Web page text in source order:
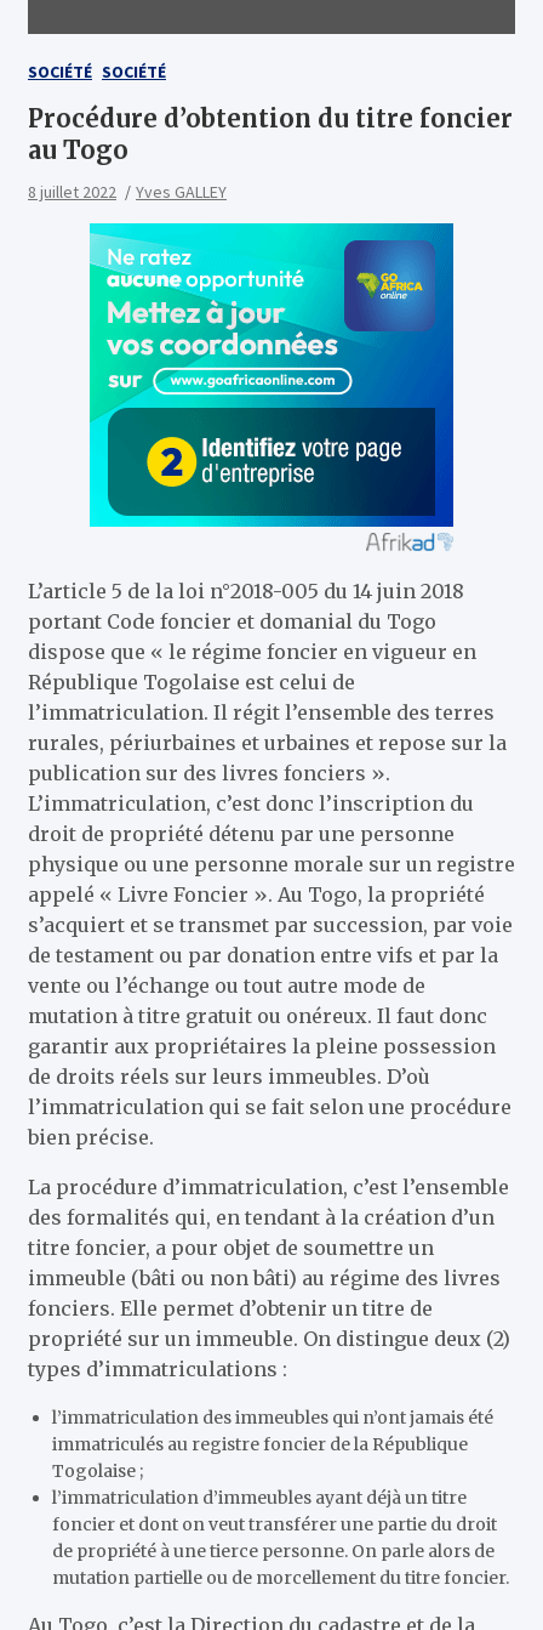
SOCIÉTÉ SOCIÉTÉ
Procédure d’obtention du titre foncier
au Togo
8 juillet 2022 Yves GALLEY
L’article 5 de la loi n°2018-005 du 14 juin 2018
portant Code foncier et domanial du Togo
dispose que « le régime foncier en vigueur en
République Togolaise est celui de
l’immatriculation. Il régit l’ensemble des terres
rurales, périurbaines et urbaines et repose sur la
publication sur des livres fonciers ».
L’immatriculation, c’est donc l’inscription du
droit de propriété détenu par une personne
physique ou une personne morale sur un registre
appelé « Livre Foncier ». Au Togo, la propriété
s’acquiert et se transmet par succession, par voie
de testament ou par donation entre vifs et par la
vente ou l’échange ou tout autre mode de
mutation à titre gratuit ou onéreux. Il faut donc
garantir aux propriétaires la pleine possession
de droits réels sur leurs immeubles. D’où
l’immatriculation qui se fait selon une procédure
bien précise.
La procédure d’immatriculation, c’est l’ensemble
des formalités qui, en tendant à la création d’un
titre foncier, a pour objet de soumettre un
immeuble (bâti ou non bâti) au régime des livres
fonciers. Elle permet d’obtenir un titre de
propriété sur un immeuble. On distingue deux (2)
types d’immatriculations :
l’immatriculation des immeubles qui n’ont jamais été
immatriculés au registre foncier de la République
Togolaise ;
l’immatriculation d’immeubles ayant déjà un titre
foncier et dont on veut transférer une partie du droit
de propriété à une tierce personne. On parle alors de
mutation partielle ou de morcellement du titre foncier.